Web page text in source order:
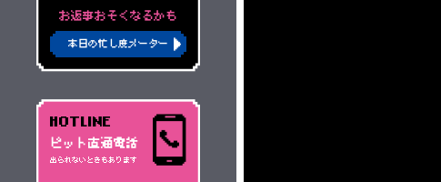
お返事おそくなるかも
本日の忙し度メーター
HOTLINE
ピット直通電話
出られないときもあります